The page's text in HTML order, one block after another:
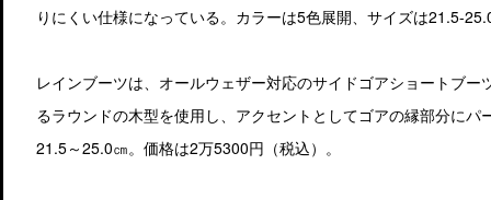
りにくい仕様になっている。カラーは5色展開、サイズは21.5-
レインブーツは、オールウェザー対応のサイドゴアショートブ
るラウンドの木型を使用し、アクセントとしてゴアの縁部分に
21.5～25.0㎝。価格は2万5300円（税込）。